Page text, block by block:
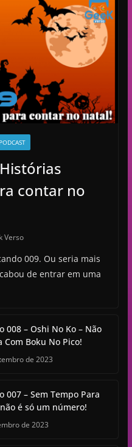
PODCAST
contar no
Verso
009. Ou seria mais
de entrar em uma
008 – Oshi No Ko – Não
Com Boku No Pico!
de 2023
007 – Sem Tempo Para
é só um número!
de 2023